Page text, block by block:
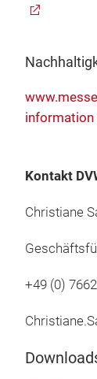
information
Kontakt
Christiane
+49 (0)